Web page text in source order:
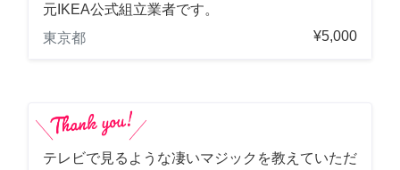
元IKEA公式組立業者です。
東京都
¥5,000
テレビで見るような凄いマジックを教えていただ